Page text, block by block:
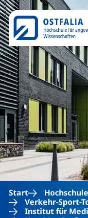
Start Hochschule
Verkehr-Sport-
Institut für